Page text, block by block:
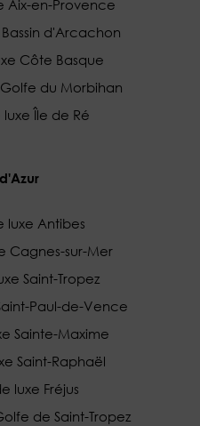
Aix-en-Provence
d'Arcachon
Côte Basque
du Morbihan
Île de Ré
luxe Antibes
Cagnes-sur-Mer
Saint-Tropez
Paul-de-Vence
Sainte-Maxime
Saint-Raphaël
luxe Fréjus
de Saint-Tropez